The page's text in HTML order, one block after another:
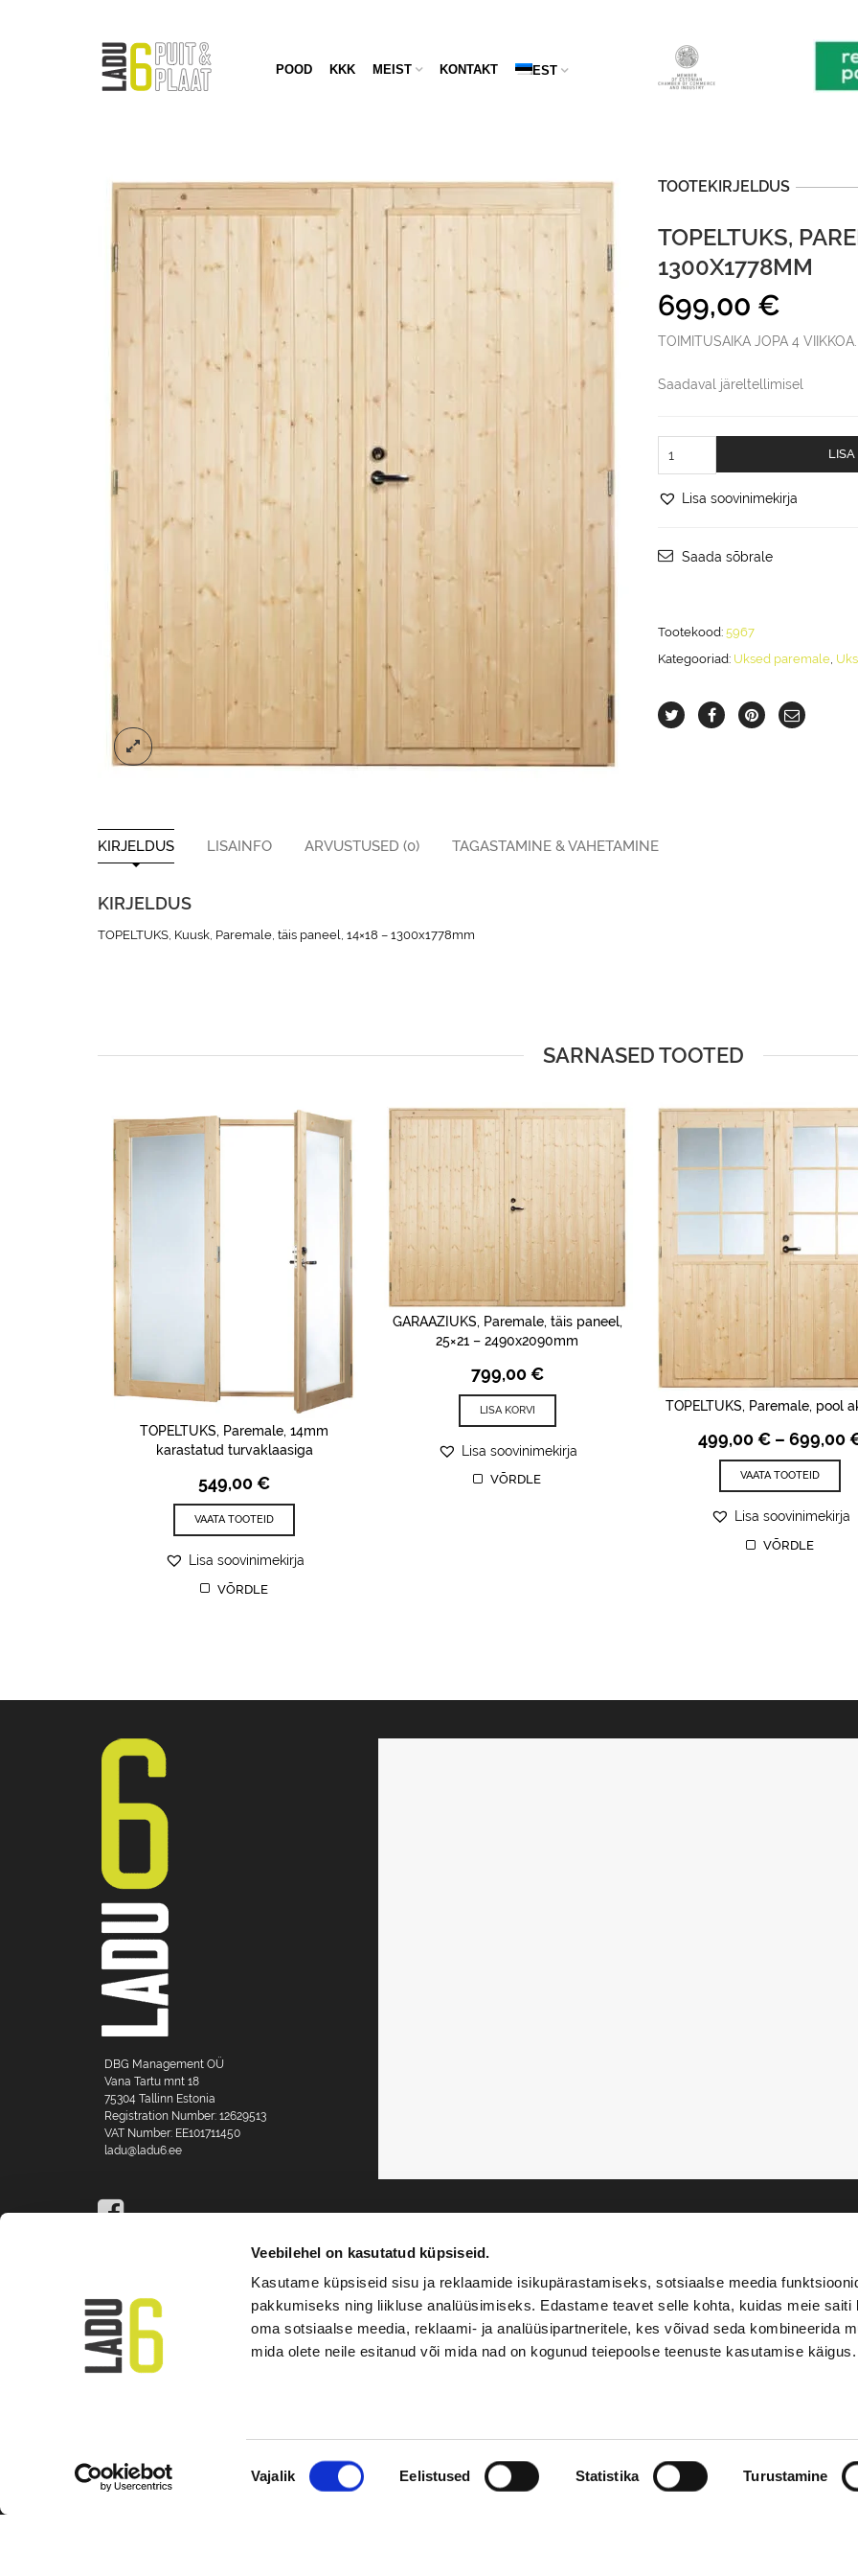
Veebilehel on kasutatud küpsiseid.
Kasutame küpsiseid sisu ja reklaamide isikupärastamiseks, sotsiaalse meedia
pakkumiseks ning liikluse analüüsimiseks. Edastame teavet selle kohta, kuidas meie saiti
oma sotsiaalse meedia, reklaami- ja analüüsipartneritele, kes võivad seda kombineerida
mida olete neile esitanud või mida nad on kogunud teiepoolse teenuste kasutamise käigus.
Nõusoleku
valik
Vajalik Eelistused Statistika Turustamine
POOD KKK MEIST KONTAKT EST
TOOTEKIRJELDUS
TOPELTUKS,
1300X1778MM
699,00 €
TOIMITUSAIKA JOPA 4 VIIKKOA.
Saadaval järeltellimisel
Paremale,
paneel,
1300x1778mm
LISA
Lisa soovinimekirja
Saada sõbrale
Tootekood: 5967
Kategooriad: Uksed paremale,
KIRJELDUS LISAINFO ARVUSTUSED (0) TAGASTAMINE & VAHETAMINE
KIRJELDUS
TOPELTUKS, Kuusk, Paremale, täis paneel, 14×18 – 1300x1778mm
SARNASED TOOTED
TOPELTUKS, Paremale, 14mm
karastatud turvaklaasiga
549,00€
VAATA TOOTEID
Lisa soovinimekirja
VÕRDLE
GARAAZIUKS, Paremale, täis paneel,
25×21 – 2490x2090mm
799,00€
LISA KORVI
Lisa soovinimekirja
VÕRDLE
TOPELTUKS, Paremale, pool
499,00€ – 699,00
VAATA TOOTEID
Lisa soovinimekirja
VÕRDLE
DBG Management OÜ
Vana Tartu mnt 18
75304 Tallinn Estonia
Registration Number: 12629513
VAT Number: EE101711450
ladu@ladu6.ee
All rights reserved . LADU6
TERMS OF SALE